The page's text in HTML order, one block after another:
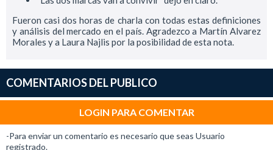
Fueron casi dos horas de charla con todas estas definiciones
y análisis del mercado en el país. Agradezco a Martín Alvarez
Morales y a Laura Najlis por la posibilidad de esta nota.
COMENTARIOS DEL PUBLICO
LOGIN PARA COMENTAR
-Para enviar un comentario es necesario que seas Usuario
registrado.